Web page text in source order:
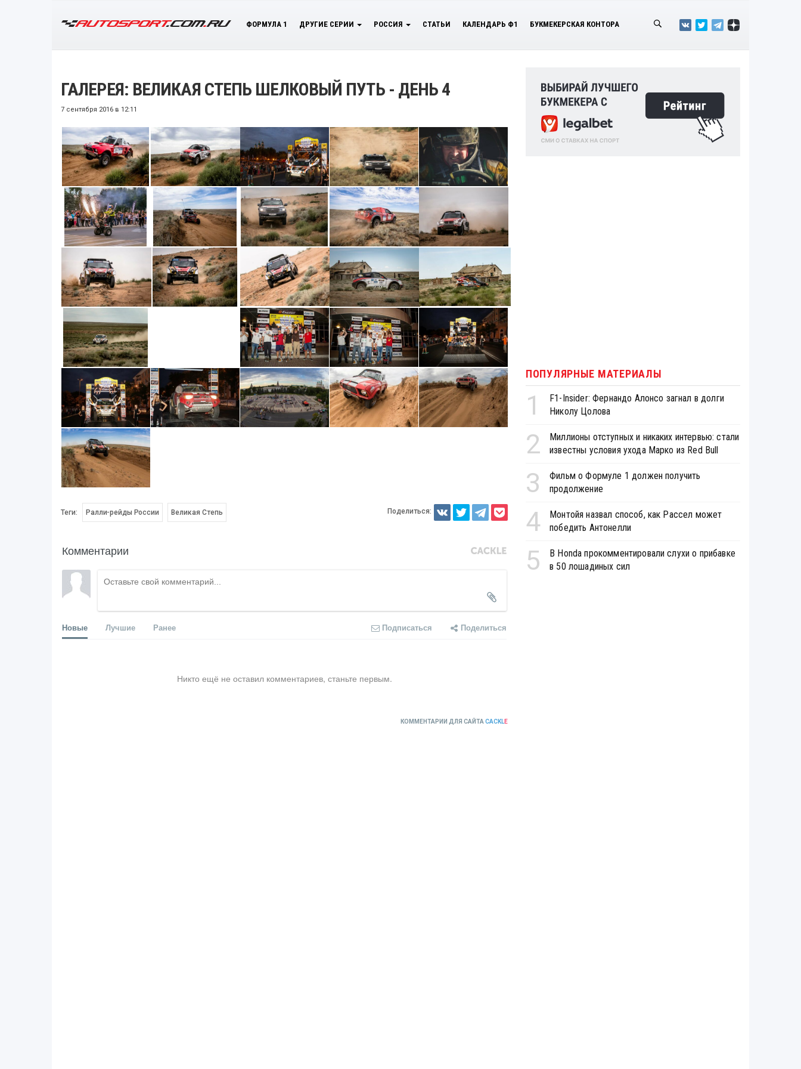
ФОРМУЛА 1 ДРУГИЕ СЕРИИ РОССИЯ СТАТЬИ КАЛЕНДАРЬ Ф1 БУКМЕКЕРСКАЯ КОНТОРА
ГАЛЕРЕЯ: ВЕЛИКАЯ СТЕПЬ ШЕЛКОВЫЙ ПУТЬ - ДЕНЬ 4
7 сентября 2016 в 12:11
Теги: Ралли-рейды России Великая Степь Поделиться:
Комментарии
Новые Лучшие Ранее Подписаться Поделиться
Никто ещё не оставил комментариев, станьте первым.
КОММЕНТАРИИ ДЛЯ САЙТА CACKLE
ПОПУЛЯРНЫЕ МАТЕРИАЛЫ
1
F1-Insider: Фернандо Алонсо загнал в долги
Николу Цолова
2
Миллионы отступных и никаких интервью: стали
известны условия ухода Марко из Red Bull
3
Фильм о Формуле 1 должен получить
продолжение
4
Монтойя назвал способ, как Рассел может
победить Антонелли
5
В Honda прокомментировали слухи о прибавке
в 50 лошадиных сил